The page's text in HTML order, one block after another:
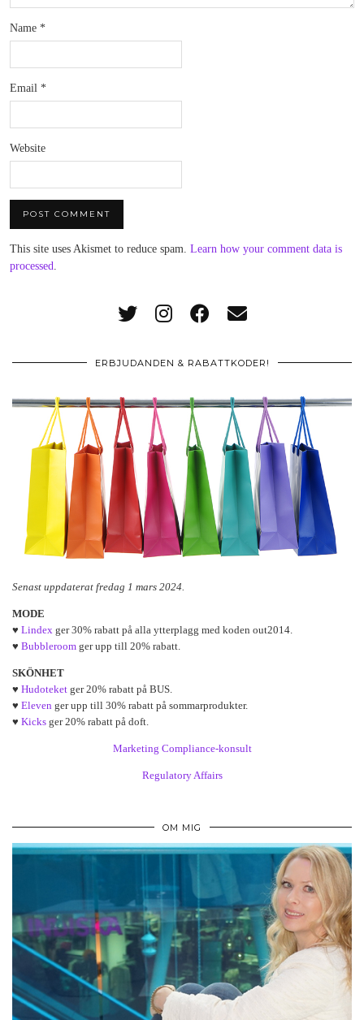
Name *
Email *
Website
This site uses Akismet to reduce spam. Learn how your comment data is
processed
ERBJUDANDEN & RABATTKODER!
Senast uppdaterat fredag 1 mars 2024.
MODE
♥ Lindex ger 30% rabatt på alla ytterplagg med koden out2014.
♥ Bubbleroom ger upp till 20% rabatt.
SKÖNHET
♥ Hudoteket ger 20% rabatt på BUS.
♥ Eleven ger upp till 30% rabatt på sommarprodukter.
♥ Kicks ger 20% rabatt på doft.
Marketing Compliance-konsult
Regulatory Affairs
OM MIG